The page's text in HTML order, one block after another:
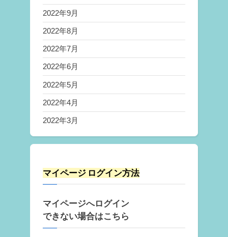
2022年9月
2022年8月
2022年7月
2022年6月
2022年5月
2022年4月
2022年3月
マイページ ログイン方法
マイページへログイン
できない場合はこちら